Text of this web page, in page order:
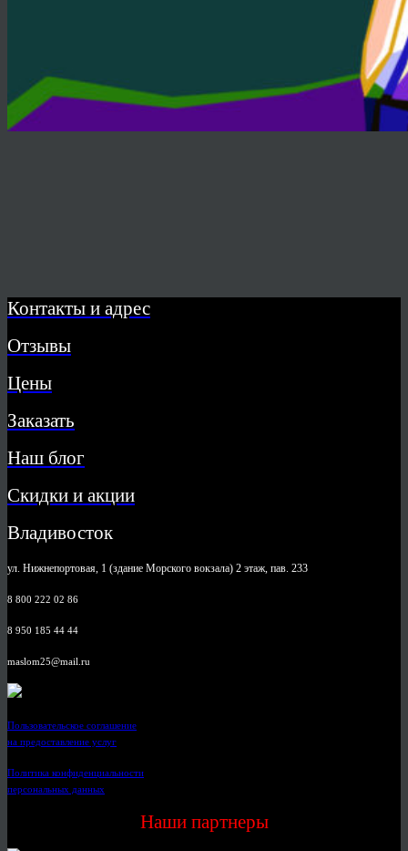
Контакты и адрес
Отзывы
Цены
Заказать
Наш блог
Скидки и акции
Владивосток
ул. Нижнепортовая, 1 (здание Морского вокзала) 2 этаж, пав. 233
8 800 222 02 86
8 950 185 44 44
maslom25@mail.ru
Пользовательское соглашение
на предоставление услуг
Политика конфиденциальности
персональных данных
Наши партнеры